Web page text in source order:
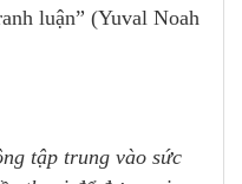
luận” (Yuval Noah
tập trung vào sức